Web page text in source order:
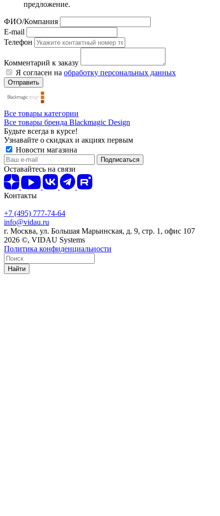
предложение.
ФИО/Компания
E-mail
Телефон
Комментарий к заказу
Я согласен на обработку персональных данных
Отправить
Все товары категории
Все товары бренда Blackmagic Design
Будьте всегда в курсе!
Узнавайте о скидках и акциях первым
Новости магазина
Оставайтесь на связи
Контакты
+7 (495) 777-74-64
info@vidau.ru
г. Москва, ул. Большая Марьинская, д. 9, стр. 1, офис 107
2026 ©, VIDAU Systems
Политика конфиденциальности
Найти